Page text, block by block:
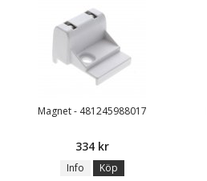
Magnet - 481245988017
334 kr
Info Köp